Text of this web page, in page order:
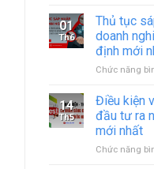
01
Th6
Thủ tục
doanh
định mới
Chức năng
14
Th5
Điều kiện
đầu tư ra
mới nhất
Chức năng